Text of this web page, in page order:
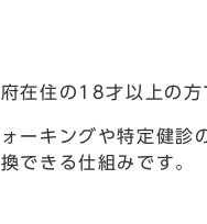
在住の18才以上の方
ーキングや特定健
できる仕組みです。